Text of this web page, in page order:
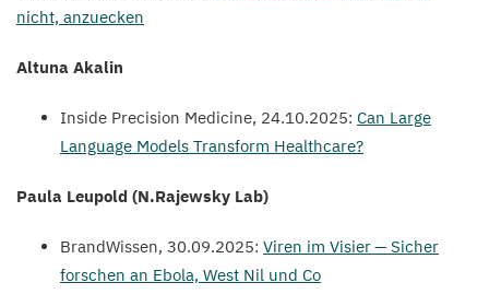
nicht, anzuecken
Altuna Akalin
Inside Precision Medicine, 24.10.2025: Can Large
Language Models Transform Healthcare?
Paula Leupold (N.Rajewsky Lab)
BrandWissen, 30.09.2025: Viren im Visier — Sicher
forschen an Ebola, West Nil und Co